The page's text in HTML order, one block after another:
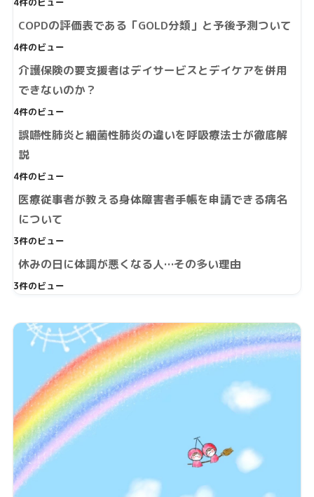
4件のビュー
COPDの評価表である「GOLD分類」と予後予測ついて
4件のビュー
介護保険の要支援者はデイサービスとデイケアを併用
できないのか？
4件のビュー
誤嚥性肺炎と細菌性肺炎の違いを呼吸療法士が徹底解
説
4件のビュー
医療従事者が教える身体障害者手帳を申請できる病名
について
3件のビュー
休みの日に体調が悪くなる人…その多い理由
3件のビュー